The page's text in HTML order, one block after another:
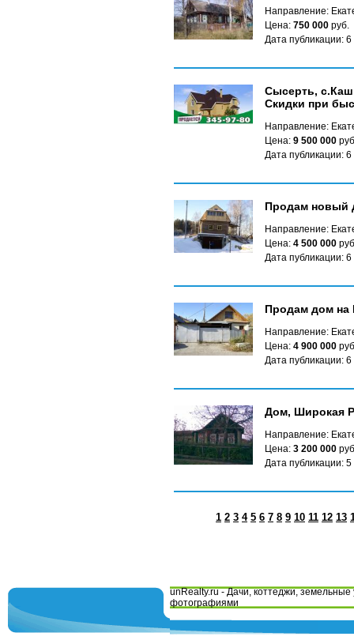
Направление:
Цена: 750 000 руб.
Дата публикации:
Сысерть,
Скидки при
Направление:
Цена: 9 500 000
Дата публикации:
Продам новый
Направление:
Цена: 4 500 000
Дата публикации:
Продам дом
Направление:
Цена: 4 900 000
Дата публикации:
Дом, Широкая
Направление:
Цена: 3 200 000
Дата публикации:
1 2 3 4 5 6 7 8 9 10 11 12 13
unRealty.ru - Дачи, коттеджи, земельные
фотографиями